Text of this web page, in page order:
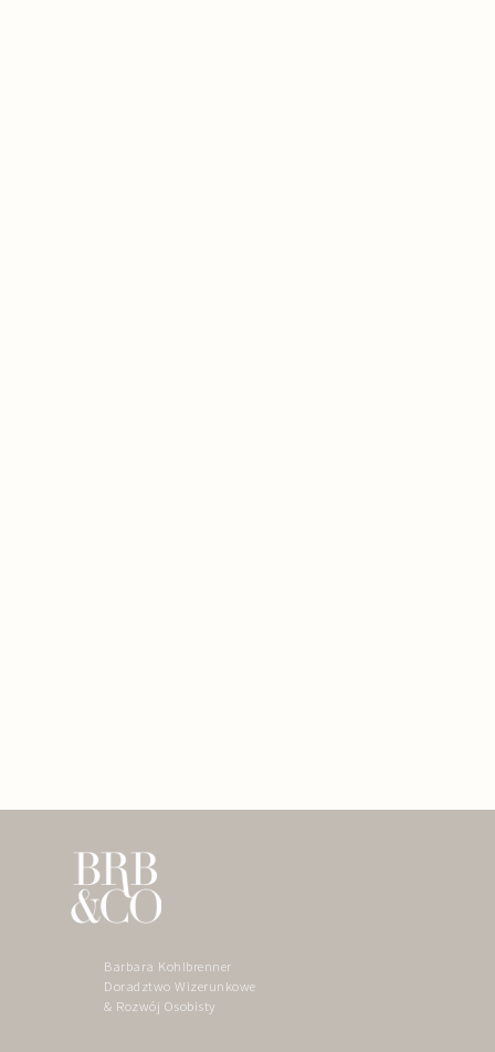
Barbara Kohlbrenner
Doradztwo Wizerunkowe
& Rozwój Osobisty